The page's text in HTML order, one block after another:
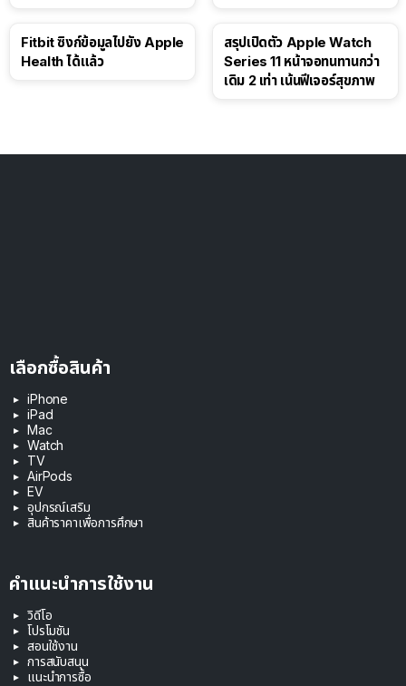
Fitbit ซิงก์ข้อมูลไปยัง Apple
Health ได้แล้ว
สรุปเปิดตัว Apple Watch
Series 11 หน้าจอทนทานกว่า
เดิม 2 เท่า เน้นฟีเจอร์สุขภาพ
เลือกซื้อสินค้า
iPhone
iPad
Mac
Watch
TV
AirPods
EV
อุปกรณ์เสริม
สินค้าราคาเพื่อการศึกษา
คำแนะนำการใช้งาน
วิดีโอ
โปรโมชัน
สอนใช้งาน
การสนับสนุน
แนะนำการซื้อ